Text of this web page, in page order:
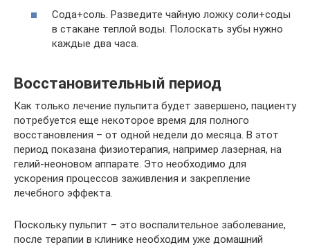
Сода+соль. Разведите чайную ложку соли+соды
в стакане теплой воды. Полоскать зубы нужно
каждые два часа.
Восстановительный период
Как только лечение пульпита будет завершено, пациенту
потребуется еще некоторое время для полного
восстановления – от одной недели до месяца. В этот
период показана физиотерапия, например лазерная, на
гелий-неоновом аппарате. Это необходимо для
ускорения процессов заживления и закрепление
лечебного эффекта.
Поскольку пульпит – это воспалительное заболевание,
после терапии в клинике необходим уже домашний